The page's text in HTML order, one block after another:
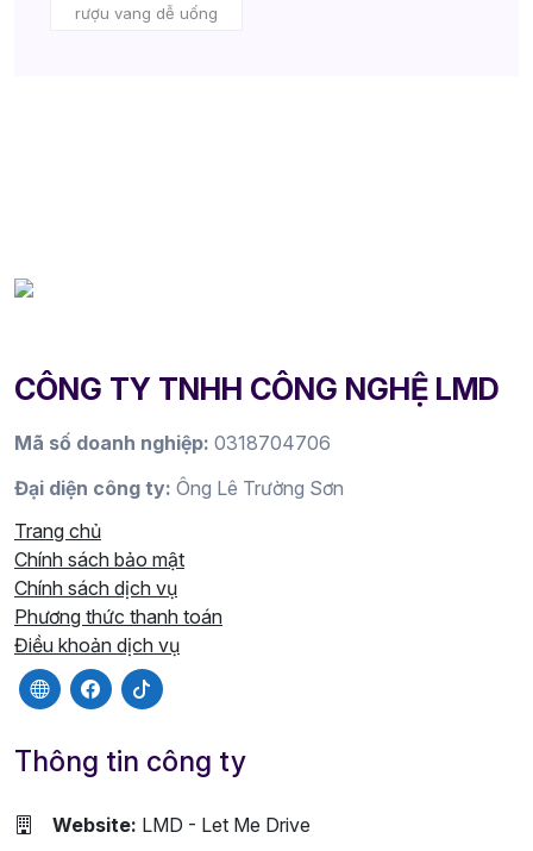
rượu vang dễ uống
CÔNG TY TNHH CÔNG NGHỆ LMD
Mã số doanh nghiệp: 0318704706
Đại diện công ty: Ông Lê Trường Sơn
Trang chủ
Chính sách bảo mật
Chính sách dịch vụ
Phương thức thanh toán
Điều khoản dịch vụ
Thông tin công ty
Website: LMD - Let Me Drive